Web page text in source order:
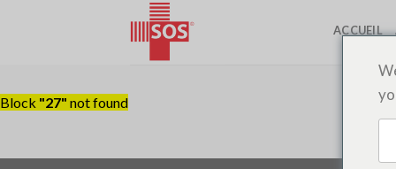
ACCUEIL
Block "27" not found